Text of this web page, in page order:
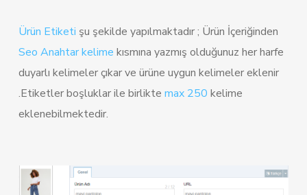
Ürün Etiketi şu şekilde yapılmaktadır ; Ürün İçeriğinden
Seo Anahtar kelime kısmına yazmış olduğunuz her harfe
duyarlı kelimeler çıkar ve ürüne uygun kelimeler eklenir
.Etiketler boşluklar ile birlikte max 250 kelime
eklenebilmektedir.